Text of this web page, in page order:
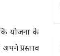
कि योजना के
प्रस्ताव